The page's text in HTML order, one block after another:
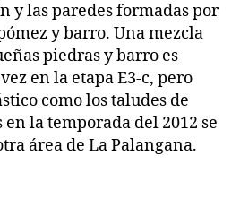
y las paredes formadas por
y barro. Una mezcla
piedras y barro es
en la etapa E3-c, pero
como los taludes de
la temporada del 2012 se
área de La Palangana.